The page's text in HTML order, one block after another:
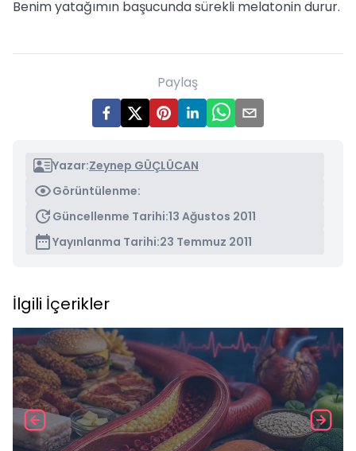
Benim yatağımın başucunda sürekli melatonin durur.
Paylaş
Yazar:Zeynep GÜÇLÜCAN
Görüntülenme:
Güncellenme Tarihi:13 Ağustos 2011
Yayınlanma Tarihi:23 Temmuz 2011
İlgili İçerikler